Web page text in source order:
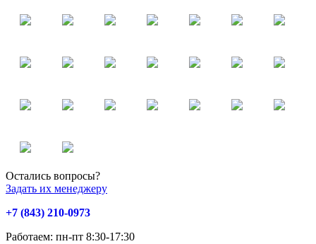
Остались вопросы?
Задать их менеджеру
+7 (843) 210-0973
Работаем: пн-пт 8:30-17:30